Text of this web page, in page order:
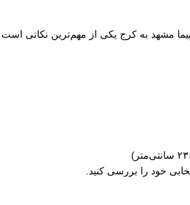
مشهد به کرج یکی از مهم‌ترین نکاتی
خود را بررسی کنید.